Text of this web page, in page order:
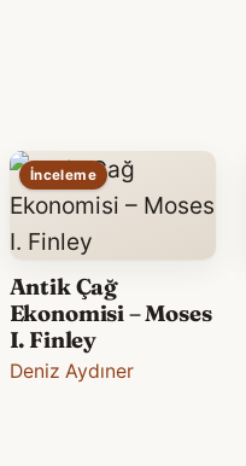
İnceleme
Antik Çağ
Ekonomisi – Moses
I. Finley
Deniz Aydıner